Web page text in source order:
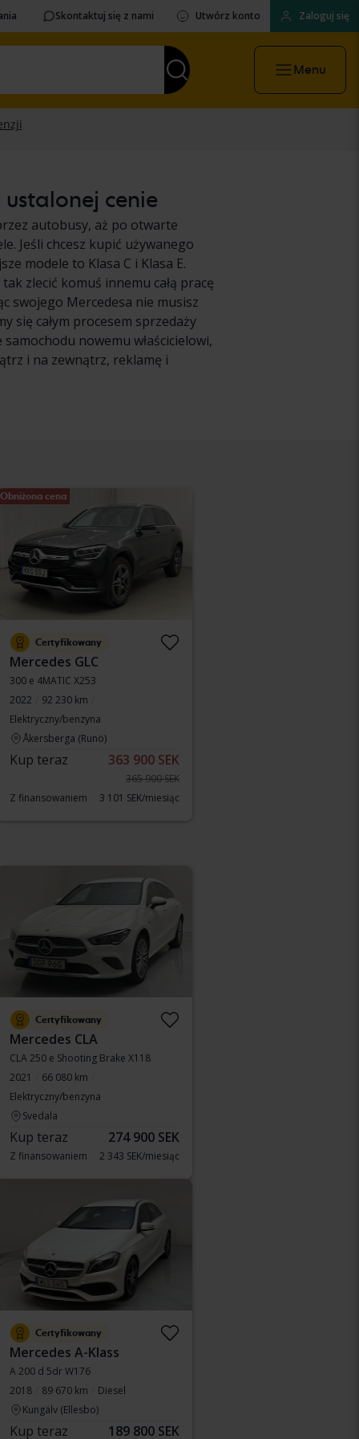
Skontaktuj się z nami Utwórz konto Zaloguj się
Menu
cenie
autobusy, aż po otwarte
Jeśli chcesz kupić używanego
modele to Klasa C i Klasa E.
zlecić komuś innemu całą pracę
swojego Mercedesa nie musisz
się całym procesem sprzedaży
nowemu właścicielowi,
i na zewnątrz, reklamę i
Obniżona cena
Certyfikowany
Mercedes GLC
300 e 4MATIC X253
2022
92 230 km
Elektryczny/benzyna
Åkersberga (Runö)
Kup teraz 363 900 SEK
365 900 SEK
Z finansowaniem
3 101 SEK/miesiąc
Certyfikowany
Mercedes CLA
CLA 250 e Shooting Brake X118
2021
66 080 km
Elektryczny/benzyna
Svedala
Kup teraz 274 900 SEK
Z finansowaniem 2 343 SEK/miesiąc
Certyfikowany
Mercedes A-Klass
A 200 d 5dr W176
2018
89 670 km
Diesel
Kungälv (Ellesbo)
Kup teraz 189 800 SEK